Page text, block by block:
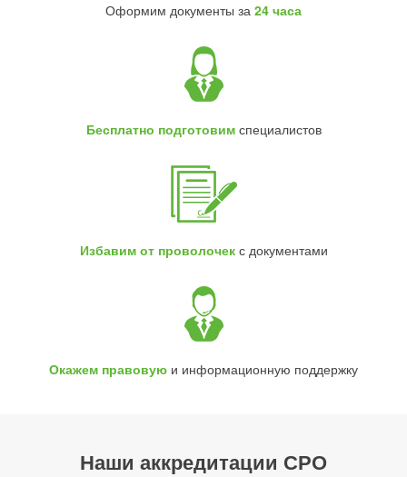
Оформим документы за 24 часа
Бесплатно подготовимспециалистов
Избавим от проволочекс документами
Окажем правовую и информационную поддержку
Наши аккредитации СРО